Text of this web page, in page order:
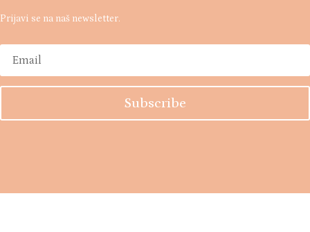
Prijavi se na naš newsletter.
Subscribe